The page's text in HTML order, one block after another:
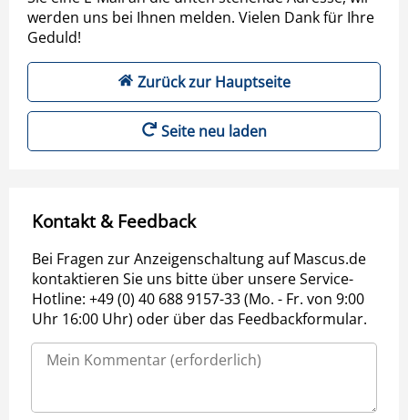
werden uns bei Ihnen melden. Vielen Dank für Ihre
Geduld!
Zurück zur Hauptseite
Seite neu laden
Kontakt & Feedback
Bei Fragen zur Anzeigenschaltung auf Mascus.de
kontaktieren Sie uns bitte über unsere Service-
Hotline: +49 (0) 40 688 9157-33 (Mo. - Fr. von 9:00
Uhr 16:00 Uhr) oder über das Feedbackformular.